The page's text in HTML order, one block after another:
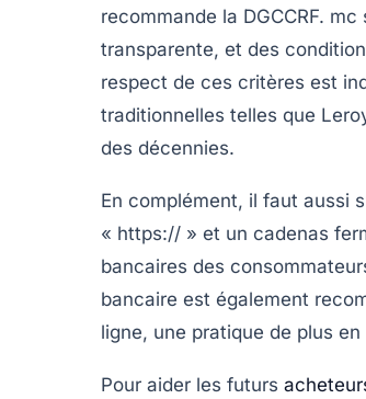
recommande la DGCCRF.
transparente, et des
respect de ces critères est
traditionnelles telles que
des décennies.
En complément, il faut aussi
« https:// » et un cadenas
bancaires des
bancaire est également
ligne, une pratique de plus
Pour aider les futurs